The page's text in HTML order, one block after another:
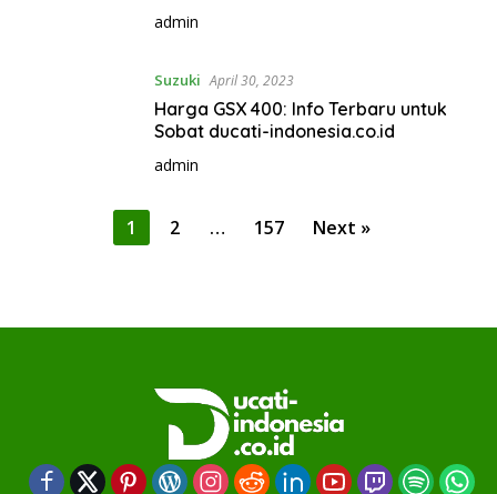
admin
Suzuki April 30, 2023
Harga GSX 400: Info Terbaru untuk
Sobat ducati-indonesia.co.id
admin
1 2 … 157 Next »